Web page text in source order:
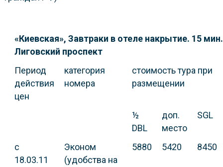
«Киевская», Завтраки в отеле накрытие. 15
Лиговский проспект
Период
действия
цен
категория
номера
стоимость тура при
размещении
½
DBL
доп.
место
SGL
с
18.03.11
Эконом
(удобства на
5880 5420 8450